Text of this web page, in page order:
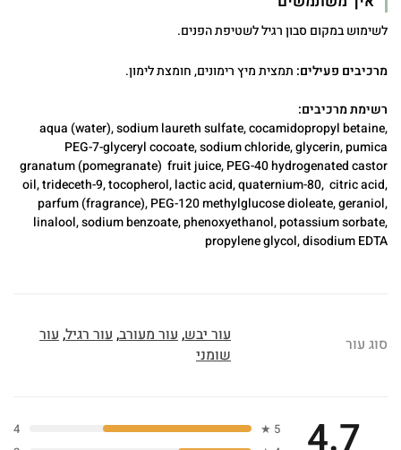
לשימוש במקום סבון רגיל לשטיפת הפנים.
מרכיבים פעילים: תמצית מיץ רימונים, חומצת לימון.
רשימת מרכיבים:
aqua (water), sodium laureth sulfate, cocamidopropyl betaine,
PEG-7-glyceryl cocoate, sodium chloride, glycerin, pumica
granatum (pomegranate) fruit juice, PEG-40 hydrogenated castor
oil, trideceth-9, tocopherol, lactic acid, quaternium-80, citric acid,
parfum (fragrance), PEG-120 methylglucose dioleate, geraniol,
linalool, sodium benzoate, phenoxyethanol, potassium sorbate,
propylene glycol, disodium EDTA
סוג עור עור יבש, עור מעורב, עור רגיל, עור
שומני
4.7
5 ★
4